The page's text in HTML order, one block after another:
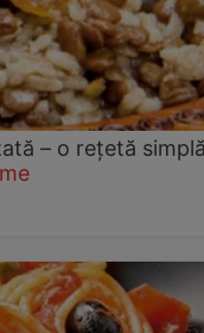
– o rețetă